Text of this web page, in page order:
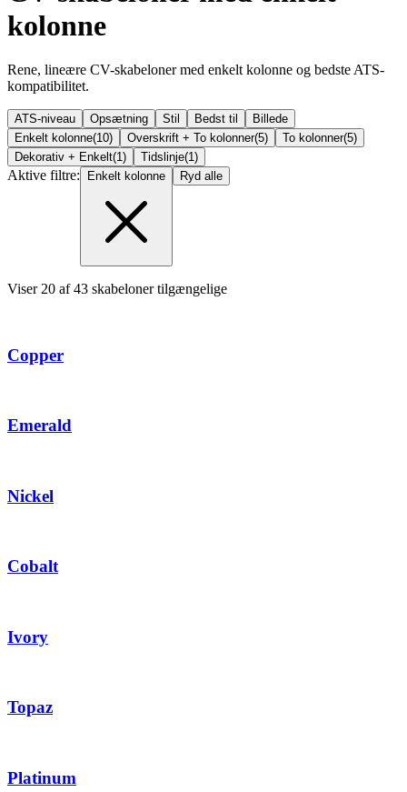
kolonne
Rene, lineære CV-skabeloner med enkelt kolonne og bedste ATS-
kompatibilitet.
ATS-niveau Opsætning Stil Bedst til
Billede
Enkelt kolonne(10) Overskrift + To kolonner(5) To kolonner(5)
Dekorativ + Enkelt(1) Tidslinje(1)
Aktive filtre: Enkelt kolonne Ryd alle
Viser 20 af 43 skabeloner tilgængelige
Copper
Emerald
Nickel
Cobalt
Ivory
Topaz
Platinum